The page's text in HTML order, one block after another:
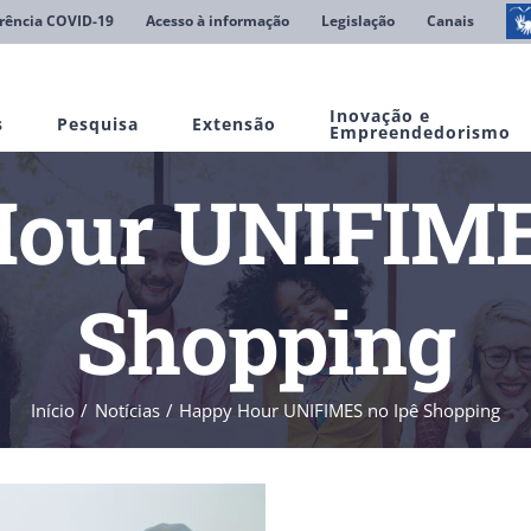
COVID-19 Acesso à informação Legislação Canais
Pesquisa Extensão Inovação e
Empreendedorismo
Shopping
Início Notícias Happy Hour UNIFIMES no Ipê Shopping